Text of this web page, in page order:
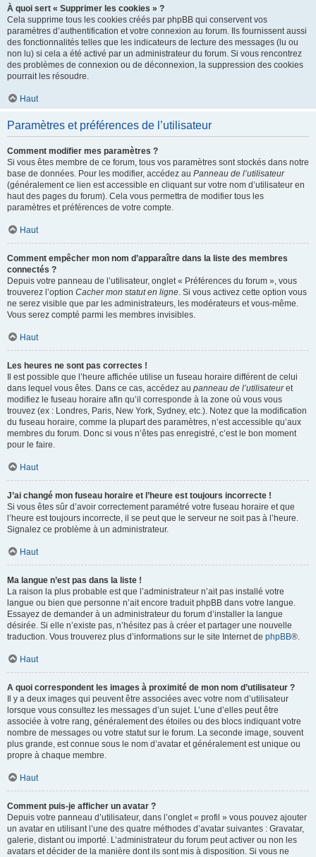
À quoi sert « Supprimer les cookies » ?
Cela supprime tous les cookies créés par phpBB qui conservent vos
paramètres d’authentification et votre connexion au forum. Ils fournissent aussi
des fonctionnalités telles que les indicateurs de lecture des messages (lu ou
non lu) si cela a été activé par un administrateur du forum. Si vous rencontrez
des problèmes de connexion ou de déconnexion, la suppression des cookies
pourrait les résoudre.
Haut
Paramètres et préférences de l’utilisateur
Comment modifier mes paramètres ?
Si vous êtes membre de ce forum, tous vos paramètres sont stockés dans notre
base de données. Pour les modifier, accédez au Panneau de l’utilisateur
(généralement ce lien est accessible en cliquant sur votre nom d’utilisateur en
haut des pages du forum). Cela vous permettra de modifier tous les
paramètres et préférences de votre compte.
Haut
Comment empêcher mon nom d’apparaître dans la liste des membres
connectés ?
Depuis votre panneau de l’utilisateur, onglet « Préférences du forum », vous
trouverez l’option Cacher mon statut en ligne. Si vous activez cette option vous
ne serez visible que par les administrateurs, les modérateurs et vous-même.
Vous serez compté parmi les membres invisibles.
Haut
Les heures ne sont pas correctes !
Il est possible que l’heure affichée utilise un fuseau horaire différent de celui
dans lequel vous êtes. Dans ce cas, accédez au panneau de l’utilisateuret
modifiez le fuseau horaire afin qu’il corresponde à la zone où vous vous
trouvez (ex : Londres, Paris, New York, Sydney, etc.). Notez que la modification
du fuseau horaire, comme la plupart des paramètres, n’est accessible qu’aux
membres du forum. Donc si vous n’êtes pas enregistré, c’est le bon moment
pour le faire.
Haut
J’ai changé mon fuseau horaire et l’heure est toujours incorrecte !
Si vous êtes sûr d’avoir correctement paramétré votre fuseau horaire et que
l’heure est toujours incorrecte, il se peut que le serveur ne soit pas à l’heure.
Signalez ce problème à un administrateur.
Haut
Ma langue n’est pas dans la liste !
La raison la plus probable est que l’administrateur n’ait pas installé votre
langue ou bien que personne n’ait encore traduit phpBB dans votre langue.
Essayez de demander à un administrateur du forum d’installer la langue
désirée. Si elle n’existe pas, n’hésitez pas à créer et partager une nouvelle
traduction. Vous trouverez plus d’informations sur le site Internet de phpBB®.
Haut
A quoi correspondent les images à proximité de mon nom d’utilisateur ?
Il y a deux images qui peuvent être associées avec votre nom d’utilisateur
lorsque vous consultez les messages d’un sujet. L’une d’elles peut être
associée à votre rang, généralement des étoiles ou des blocs indiquant votre
nombre de messages ou votre statut sur le forum. La seconde image, souvent
plus grande, est connue sous le nom d’avatar et généralement est unique ou
propre à chaque membre.
Haut
Comment puis-je afficher un avatar ?
Depuis votre panneau d’utilisateur, dans l’onglet « profil » vous pouvez ajouter
un avatar en utilisant l’une des quatre méthodes d’avatar suivantes : Gravatar,
galerie, distant ou importé. L’administrateur du forum peut activer ou non les
avatars et décider de la manière dont ils sont mis à disposition. Si vous ne